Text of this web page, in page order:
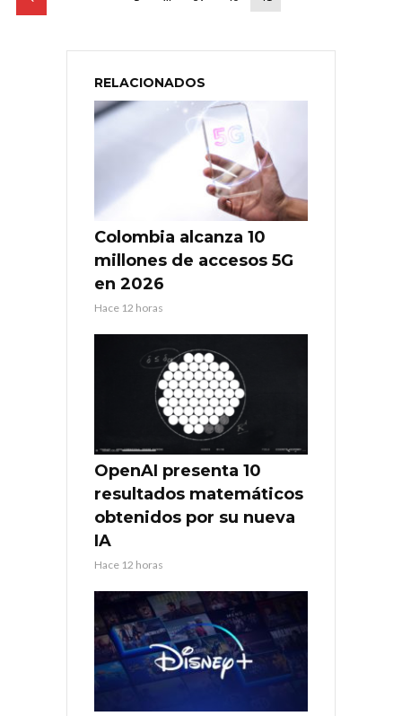
RELACIONADOS
Colombia alcanza 10
millones de accesos 5G
en 2026
Hace 12 horas
OpenAI presenta 10
resultados matemáticos
obtenidos por su nueva
IA
Hace 12 horas